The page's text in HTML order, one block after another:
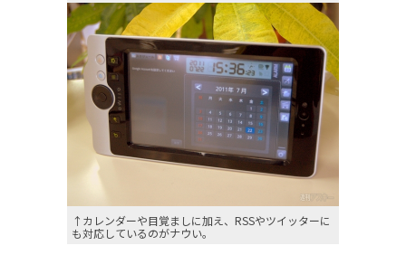
↑カレンダーや目覚ましに加え、RSSやツイッターに
も対応しているのがナウい。